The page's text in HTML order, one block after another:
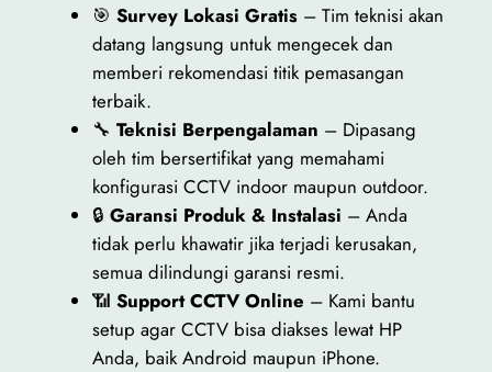
🎯 Survey Lokasi Gratis– Tim teknisi akan
datang langsung untuk mengecek dan
memberi rekomendasi titik pemasangan
terbaik.
🔧 Teknisi Berpengalaman – Dipasang
oleh tim bersertifikat yang memahami
konfigurasi CCTV indoor maupun outdoor.
🔒 Garansi Produk & Instalasi – Anda
tidak perlu khawatir jika terjadi kerusakan,
semua dilindungi garansi resmi.
📶 Support CCTV Online – Kami bantu
setup agar CCTV bisa diakses lewat HP
Anda, baik Android maupun iPhone.